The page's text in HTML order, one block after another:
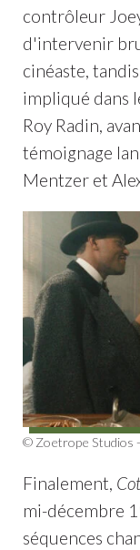
contrôleur
d'intervenir
cinéaste,
impliqué dans
Roy Radin,
témoignage
Mentzer et
© Zoetrope Studios
Finalement,
mi-décembre
séquences